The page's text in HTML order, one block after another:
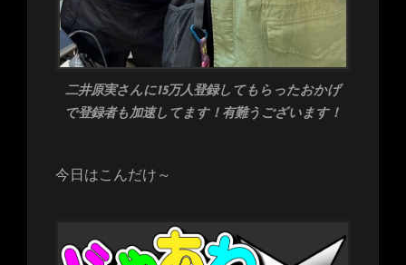
二井原実さんに15万人登録してもらったおかげ
で登録者も加速してます！有難うございます！
今日はこんだけ～